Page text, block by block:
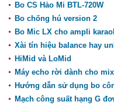
Bo CS Hảo Mi BTL-720W
Bo chống hú version 2
Bo Mic LX cho ampli
Xài tín hiệu balance hay
HiMid và LoMid
Máy echo rời dành cho
Hướng dẫn sử dụng bo
Mạch công suất hạng G